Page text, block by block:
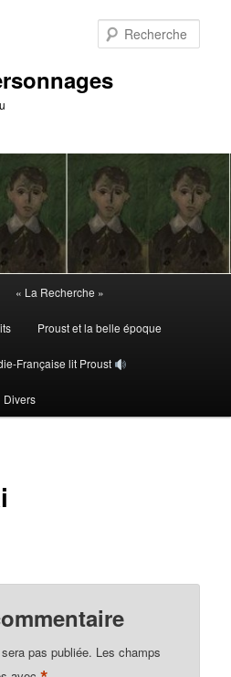
« La Recherche »
Proust et la belle époque
Française lit Proust
Divers
pas publiée. Les champs